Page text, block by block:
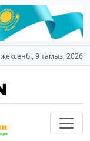
жексенбі, 9 тамыз, 2026